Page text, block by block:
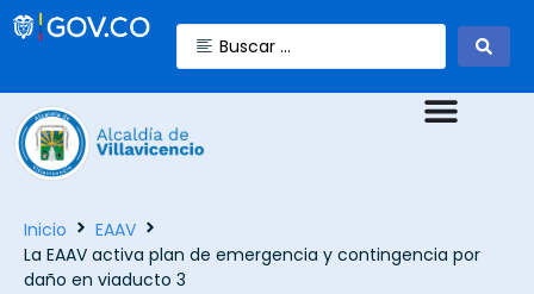
Inicio
EAAV
La EAAV activa plan de emergencia y contingencia por
daño en viaducto 3